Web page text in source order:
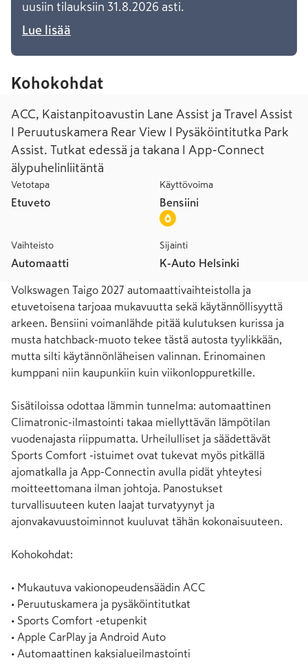
uusiin tilauksiin 31.8.2026 asti.
Lue lisää
Kohokohdat
ACC, Kaistanpitoavustin Lane Assist ja Travel Assist
I Peruutuskamera Rear View I Pysäköintitutka Park
Assist. Tutkat edessä ja takana I App-Connect
älypuhelinliitäntä
Vetotapa
Etuveto
Käyttövoima
Bensiini
Vaihteisto
Automaatti
Sijainti
K-Auto Helsinki
Volkswagen Taigo 2027 automaattivaihteistolla ja
etuvetoisena tarjoaa mukavuutta sekä käytännöllisyyttä
arkeen. Bensiini voimanlähde pitää kulutuksen kurissa ja
musta hatchback-muoto tekee tästä autosta tyylikkään,
mutta silti käytännönläheisen valinnan. Erinomainen
kumppani niin kaupunkiin kuin viikonloppuretkille.
Sisätiloissa odottaa lämmin tunnelma: automaattinen
Climatronic-ilmastointi takaa miellyttävän lämpötilan
vuodenajasta riippumatta. Urheilulliset ja säädettävät
Sports Comfort -istuimet ovat tukevat myös pitkällä
ajomatkalla ja App-Connectin avulla pidät yhteytesi
moitteettomana ilman johtoja. Panostukset
turvallisuuteen kuten laajat turvatyynyt ja
ajonvakavuustoiminnot kuuluvat tähän kokonaisuuteen.
Kohokohdat:
• Mukautuva vakionopeudensäädin ACC
• Peruutuskamera ja pysäköintitutkat
• Sports Comfort -etupenkit
• Apple CarPlay ja Android Auto
• Automaattinen kaksialueilmastointi